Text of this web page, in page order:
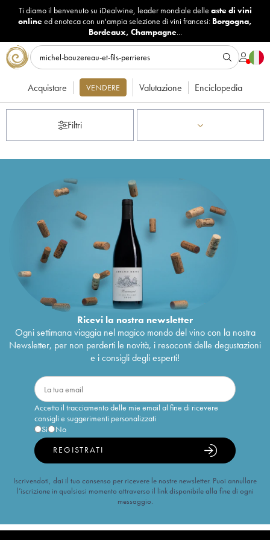
Ti diamo il benvenuto su iDealwine, leader mondiale delle aste di vini
onlineed enoteca con un'ampia selezione di vini francesi: Borgogna,
Bordeaux, Champagne...
Acquistare VENDERE Valutazione Enciclopedia
Filtri
Ricevi la nostra newsletter
Ogni settimana viaggia nel magico mondo del vino con la nostra
Newsletter, per non perderti le novità, i resoconti delle degustazioni
e i consigli degli esperti!
Accetto il tracciamento delle mie email al fine di ricevere
consigli e suggerimenti personalizzati
Sì
No
REGISTRATI
Iscrivendoti, dai il tuo consenso per ricevere le nostre newsletter. Puoi annullare
l’iscrizione in qualsiasi momento attraverso il link disponibile alla fine di ogni
messaggio.